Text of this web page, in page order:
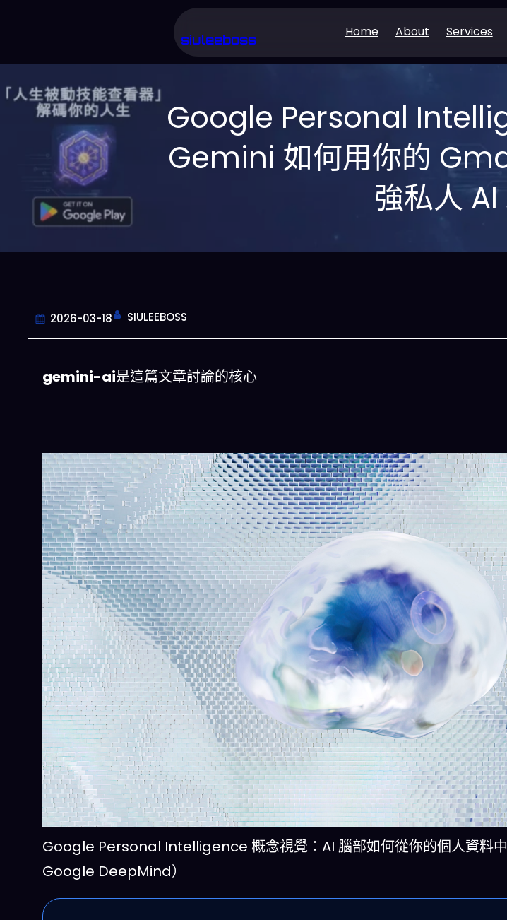
主
要
siuleeboss Home About Services
Google Personal
Gemini 如何用你的
強私人
2026-03-18 SIULEEBOSS
gemini-ai是這篇文章討論的核心
Google Personal Intelligence 概念視覺：AI 腦部如何從你的個人資料
Google DeepMind）
一鍵配搭出三餸一